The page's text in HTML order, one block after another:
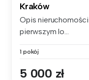
Kraków
Opis
pierwszym lo...
1 pokój
5 000 zł